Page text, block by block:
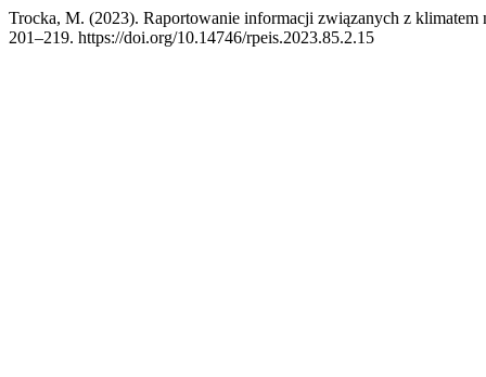
Trocka, M. (2023). Raportowanie informacji związanych z klimatem
201–219. https://doi.org/10.14746/rpeis.2023.85.2.15